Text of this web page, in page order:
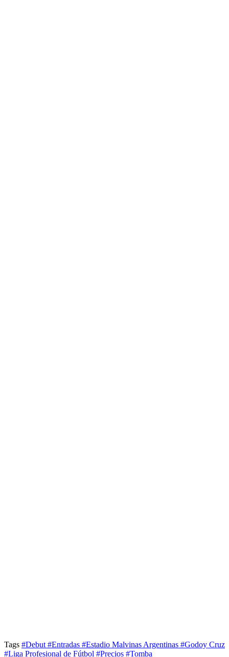
Tags #Debut #Entradas #Estadio Malvinas Argentinas #Godoy Cruz
#Liga Profesional de Fútbol #Precios #Tomba